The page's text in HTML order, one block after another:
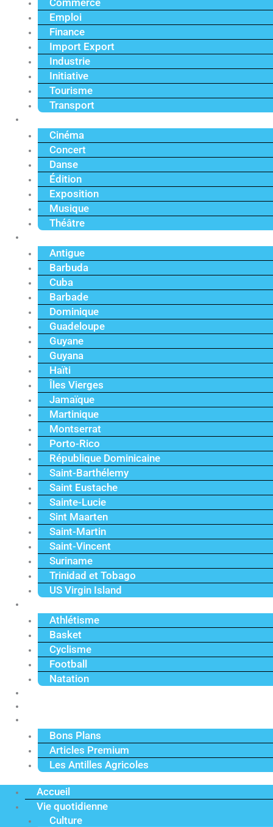
Commerce
Emploi
Finance
Import Export
Industrie
Initiative
Tourisme
Transport
Cinéma
Concert
Danse
Édition
Exposition
Musique
Théâtre
Antigue
Barbuda
Cuba
Barbade
Dominique
Guadeloupe
Guyane
Guyana
Haïti
Îles Vierges
Jamaïque
Martinique
Montserrat
Porto-Rico
République Dominicaine
Saint-Barthélemy
Saint Eustache
Sainte-Lucie
Sint Maarten
Saint-Martin
Saint-Vincent
Suriname
Trinidad et Tobago
US Virgin Island
Athlétisme
Basket
Cyclisme
Football
Natation
Bons Plans
Articles Premium
Les Antilles Agricoles
Accueil
Vie quotidienne
Culture